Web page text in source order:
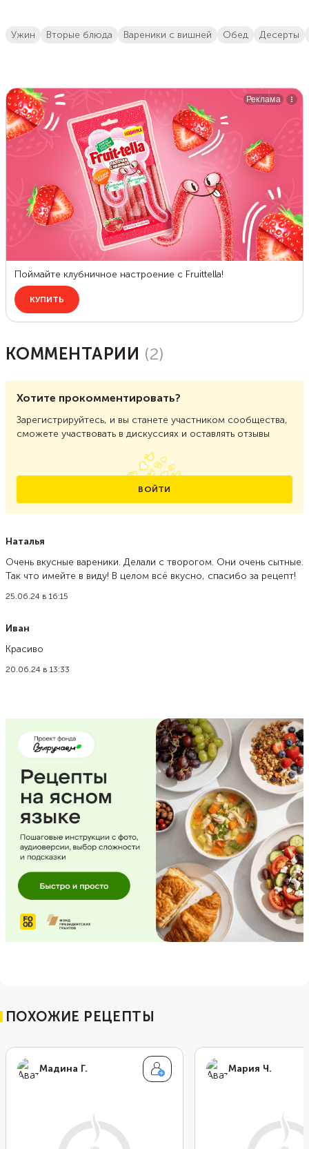
ужин вторые блюда вареники с вишней обед десерты
КОММЕНТАРИИ (2)
Хотите прокомментировать?
Зарегистрируйтесь, и вы станете участником сообщества,
сможете участвовать в дискуссиях и оставлять отзывы
ВОЙТИ
Наталья
Очень вкусные вареники. Делали с творогом. Они очень сытные.
Так что имейте в виду! В целом всё вкусно, спасибо за рецепт!
25.06.24 в 16:15
Иван
Красиво
20.06.24 в 13:33
ПОХОЖИЕ РЕЦЕПТЫ
Мадина Г. Мария Ч.